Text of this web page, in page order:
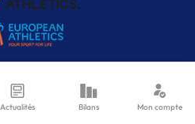
Actualités Bilans Mon compte